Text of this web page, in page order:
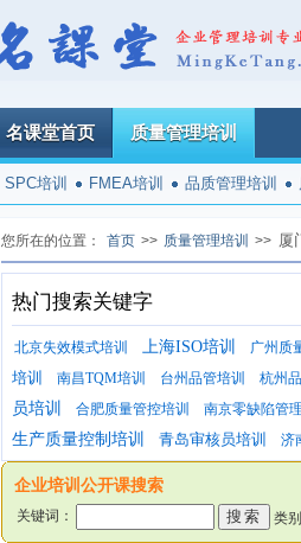
名课堂首页 质量管理培训
SPC培训 FMEA培训 品质管理培训
您所在的位置： 首页 >> 质量管理培训 >> 厦
热门搜索关键字
北京失效模式培训 上海ISO培训 广州质
培训
南昌TQM培训 台州品管培训 杭州
员培训
合肥质量管控培训 南京零缺陷管
生产质量控制培训
青岛审核员培训 济
企业培训公开课搜索
关键词： 类别